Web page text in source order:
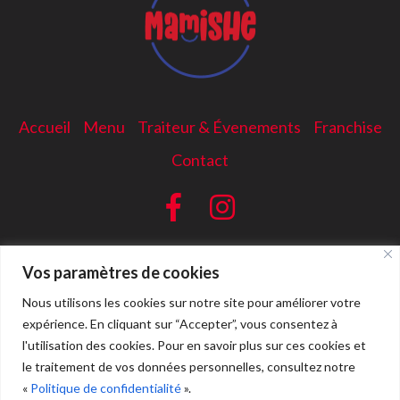
Vos paramètres de cookies
Nous utilisons les cookies sur notre site pour améliorer votre
expérience. En cliquant sur “Accepter”, vous consentez à
l'utilisation des cookies. Pour en savoir plus sur ces cookies et
le traitement de vos données personnelles, consultez notre
« Politique de confidentialité».
Accueil Menu Traiteur & Évenements
Franchise
Contact